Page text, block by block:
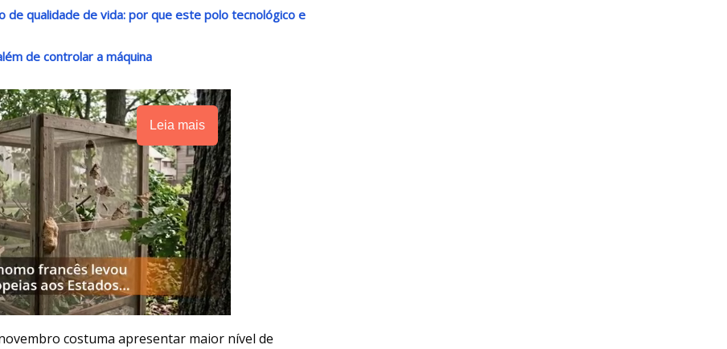
de qualidade de vida: por que este polo tecnológico e
de controlar a máquina
Leia mais
costuma apresentar maior nível de